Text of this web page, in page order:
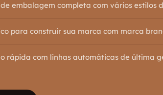
embalagem completa com vários estilos
para construir sua marca com marca
rápida com linhas automáticas de última